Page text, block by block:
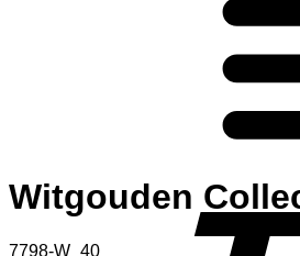
Witgouden
7798-W_40